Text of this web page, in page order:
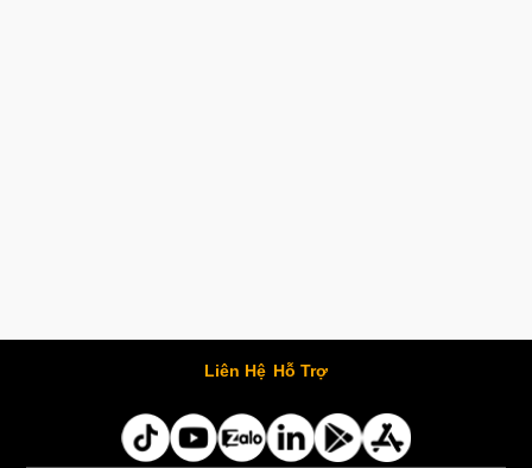
Liên Hệ Hỗ Trợ